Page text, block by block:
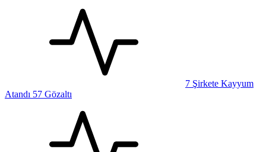
7 Şirkete Kayyum
Atandı 57 Gözaltı